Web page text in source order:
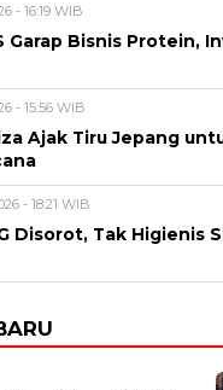
- 16:19 WIB
Garap Bisnis Protein,
- 15:56 WIB
Ajak Tiru Jepang
- 18:21 WIB
Disorot, Tak Higienis